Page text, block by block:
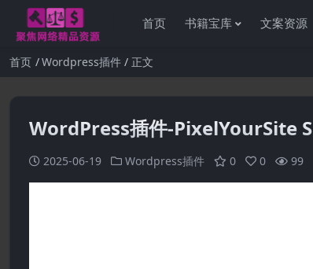
首页 书籍宝库 文案资源
首页 Wordpress插件 正文
WordPress插件-PixelYourSite
2025-06-19 Wordpress插件 0 0 99